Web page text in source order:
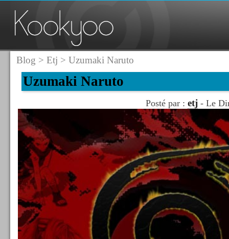
Blog > Etj > Uzumaki Naruto
Uzumaki Naruto
Posté par : etj - Le